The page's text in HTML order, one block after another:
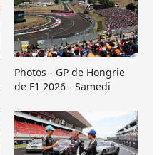
Photos - GP de Hongrie
de F1 2026 - Samedi